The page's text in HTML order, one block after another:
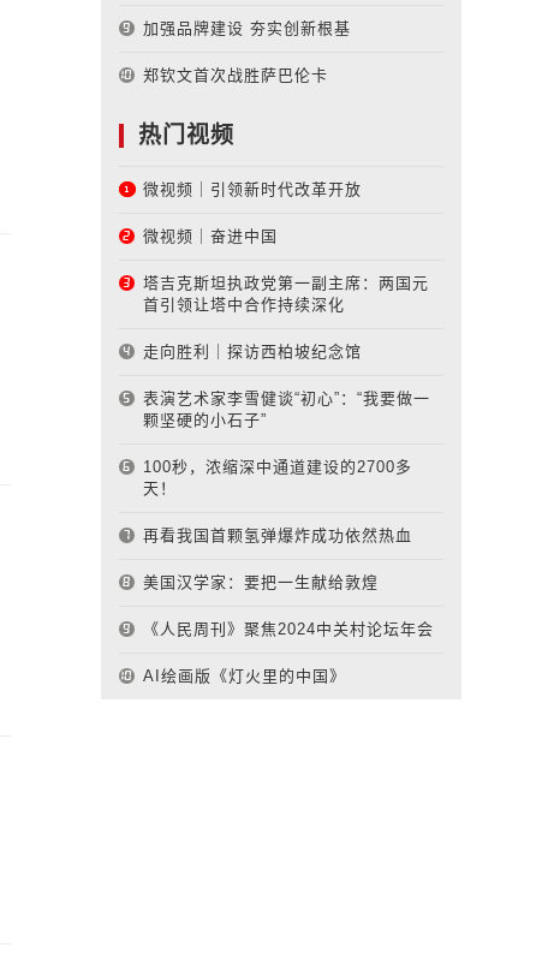
加强品牌建设 夯实创新根基
郑钦文首次战胜萨巴伦卡
热门视频
微视频｜引领新时代改革开放
微视频｜奋进中国
塔吉克斯坦执政党第一副主席：两国元
首引领让塔中合作持续深化
走向胜利｜探访西柏坡纪念馆
表演艺术家李雪健谈“初心”：“我要做一
颗坚硬的小石子”
100秒，浓缩深中通道建设的2700多
天！
再看我国首颗氢弹爆炸成功依然热血
美国汉学家：要把一生献给敦煌
《人民周刊》聚焦2024中关村论坛年会
AI绘画版《灯火里的中国》